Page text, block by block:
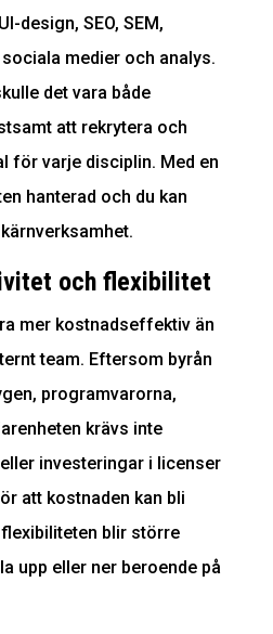
design, SEO, SEM,
medier och analys.
det vara både
att rekrytera och
för varje disciplin. Med en
hanterad och du kan
och flexibilitet
mer kostnadseffektiv än
team. Eftersom byrån
programvarorna,
krävs inte
investeringar i licenser
att kostnaden kan bli
blir större
upp eller ner beroende på